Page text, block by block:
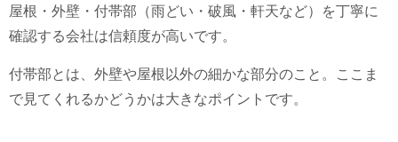
屋根・外壁・付帯部（雨どい・破風・軒天など）を丁寧に
確認する会社は信頼度が高いです。
付帯部とは、外壁や屋根以外の細かな部分のこと。ここま
で見てくれるかどうかは大きなポイントです。